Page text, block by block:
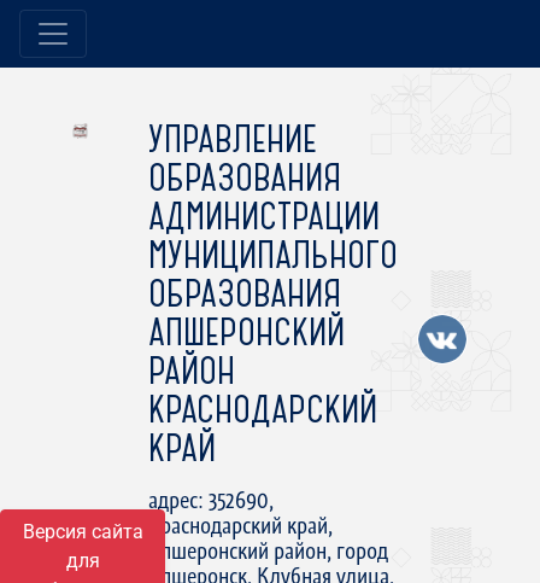
Версия сайта
для
УПРАВЛЕНИЕ
ОБРАЗОВАНИЯ
АДМИНИСТРАЦИИ
МУНИЦИПАЛЬНОГО
ОБРАЗОВАНИЯ
АПШЕРОНСКИЙ
РАЙОН
КРАСНОДАРСКИЙ
КРАЙ
адрес: 352690,
Краснодарский край,
Апшеронский район, город
Апшеронск, Клубная улица,